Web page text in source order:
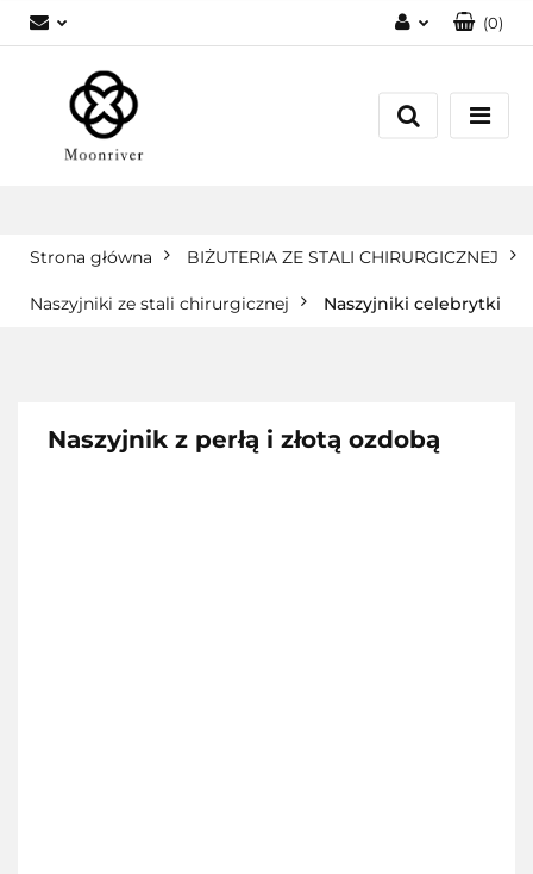
Zarejestruj się
(0)
Strona główna BIŻUTERIA ZE STALI CHIRURGICZNEJ
Naszyjniki ze stali chirurgicznej Naszyjniki celebrytki
Naszyjnik z perłą i złotą ozdobą